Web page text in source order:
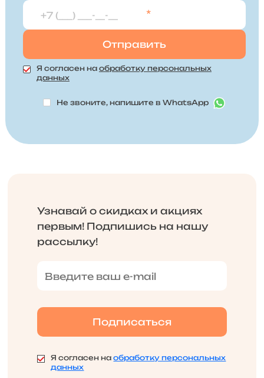
*
Я согласен на обработку персональных
данных
Не звоните, напишите в WhatsApp
Узнавай о скидках и акциях
первым! Подпишись на нашу
рассылку!
Я согласен наобработку персональных
данных